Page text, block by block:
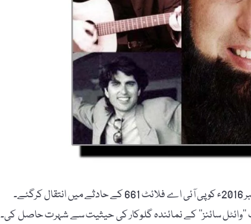
گروپ ’’وائٹل سائنز‘‘ کے نمائندہ گلوکار کی حیثیت سے شہرت حاصل کی۔